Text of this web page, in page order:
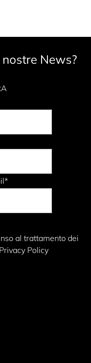
News?
al trattamento dei
Policy